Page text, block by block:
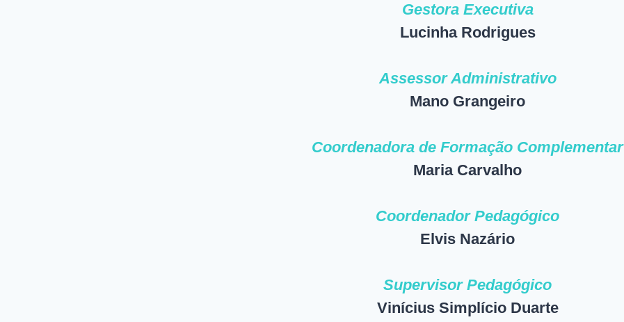
Gestora Executiva
Lucinha Rodrigues
Assessor Administrativo
Mano Grangeiro
Coordenadora de Formação Complementar
Maria Carvalho
Coordenador Pedagógico
Elvis Nazário
Supervisor Pedagógico
Vinícius Simplício Duarte